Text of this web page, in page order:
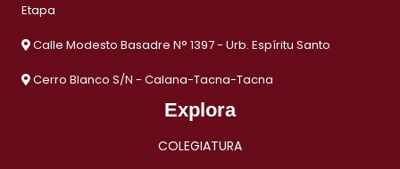
Etapa
Calle Modesto Basadre N° 1397 - Urb. Espíritu Santo
Cerro Blanco S/N - Calana-Tacna-Tacna
Explora
COLEGIATURA